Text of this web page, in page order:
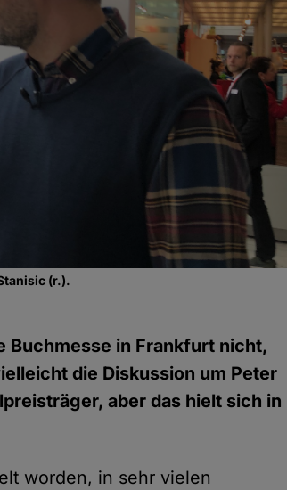
(r.).
Buchmesse in Frankfurt nicht,
die Diskussion um Peter
aber das hielt sich in
worden, in sehr vielen